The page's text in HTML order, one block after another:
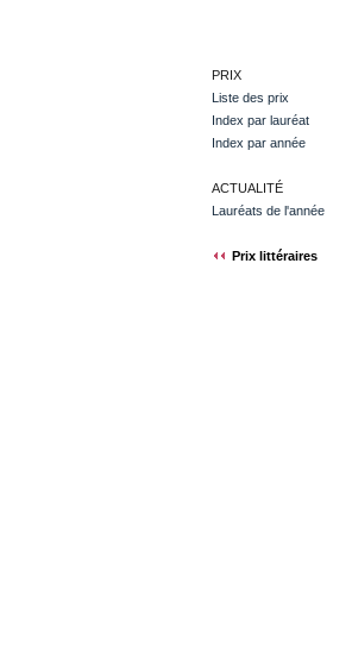
PRIX
Liste des prix
Index par lauréat
Index par année
ACTUALITÉ
Lauréats de l'année
Prix littéraires